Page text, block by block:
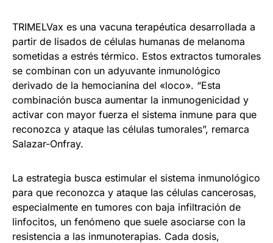
TRIMELVax es una vacuna terapéutica desarrollada a
partir de lisados de células humanas de melanoma
sometidas a estrés térmico. Estos extractos tumorales
se combinan con un adyuvante inmunológico
derivado de la hemocianina del «loco». “Esta
combinación busca aumentar la inmunogenicidad y
activar con mayor fuerza el sistema inmune para que
reconozca y ataque las células tumorales”, remarca
Salazar-Onfray.
La estrategia busca estimular el sistema inmunológico
para que reconozca y ataque las células cancerosas,
especialmente en tumores con baja infiltración de
linfocitos, un fenómeno que suele asociarse con la
resistencia a las inmunoterapias. Cada dosis,